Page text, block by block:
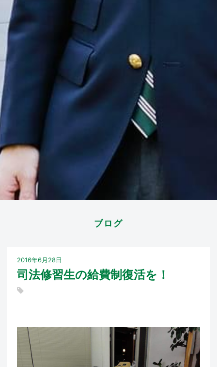
ブログ
2016年6月28日
司法修習生の給費制復活を！